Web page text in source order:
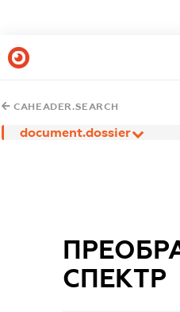
CAHEADER.SEARCH
document.dossier
СПЕКТР